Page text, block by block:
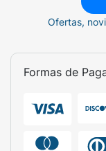
Ofertas,
Formas de